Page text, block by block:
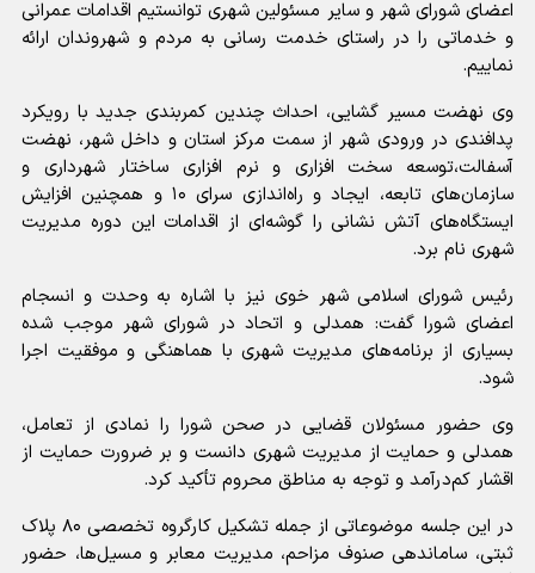
اعضای شورای شهر و سایر مسئولین شهری توانستیم اقدامات عمرانی
و خدماتی را در راستای خدمت رسانی به مردم و شهروندان ارائه
نماییم.
وی نهضت مسیر گشایی، احداث چندین کمربندی جدید با رویکرد
پدافندی در ورودی شهر از سمت مرکز استان و داخل شهر، نهضت
آسفالت،توسعه سخت افزاری و نرم افزاری ساختار شهرداری و
سازمان‌های تابعه، ایجاد و راه‌اندازی سرای ۱۰ و همچنین افزایش
ایستگاه‌های آتش نشانی را گوشه‌ای از اقدامات این دوره مدیریت
شهری نام برد.
رئیس شورای اسلامی شهر خوی نیز با اشاره به وحدت و انسجام
اعضای شورا گفت: همدلی و اتحاد در شورای شهر موجب شده
بسیاری از برنامه‌های مدیریت شهری با هماهنگی و موفقیت اجرا
شود.
وی حضور مسئولان قضایی در صحن شورا را نمادی از تعامل،
همدلی و حمایت از مدیریت شهری دانست و بر ضرورت حمایت از
اقشار کم‌درآمد و توجه به مناطق محروم تأکید کرد.
در این جلسه موضوعاتی از جمله تشکیل کارگروه تخصصی ۸۰ پلاک
ثبتی، ساماندهی صنوف مزاحم، مدیریت معابر و مسیل‌ها، حضور